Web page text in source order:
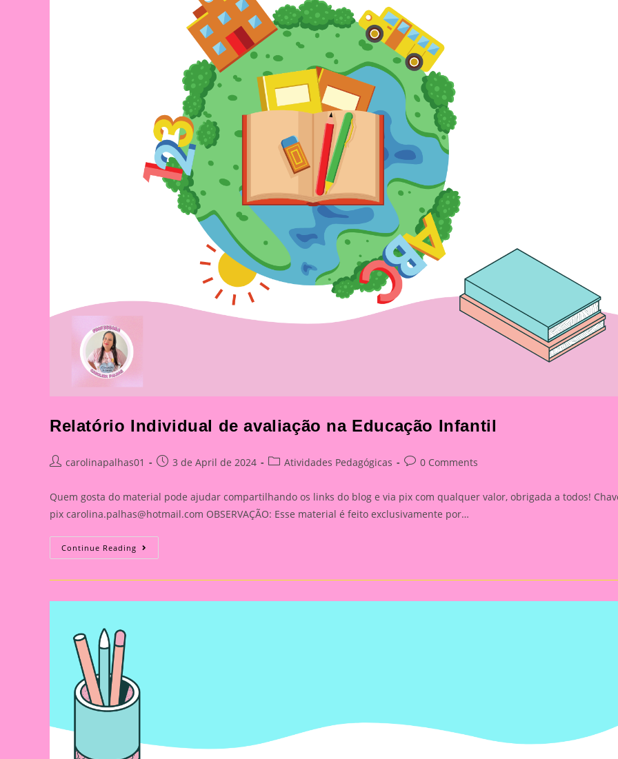
Relatório Individual de avaliação na Educação Infantil
Postcarolinapalhas01
Post3 de April de 2024
PostAtividades Pedagógicas
Post0 Comments
Quem gosta do material pode ajudar compartilhando os links do blog e via pix com qualquer valor, obrigada a todos!
pix carolina.palhas@hotmail.com OBSERVAÇÃO: Esse material é feito exclusivamente por…
Continue Reading Relatório
Individual
Avaliação